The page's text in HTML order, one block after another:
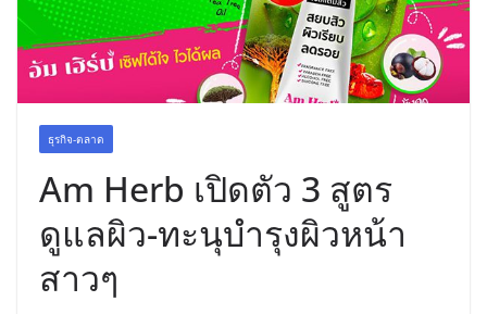
ธุรกิจ-ตลาด
Am Herb เปิดตัว 3 สูตร
ดูแลผิว-ทะนุบำรุงผิวหน้า
สาวๆ